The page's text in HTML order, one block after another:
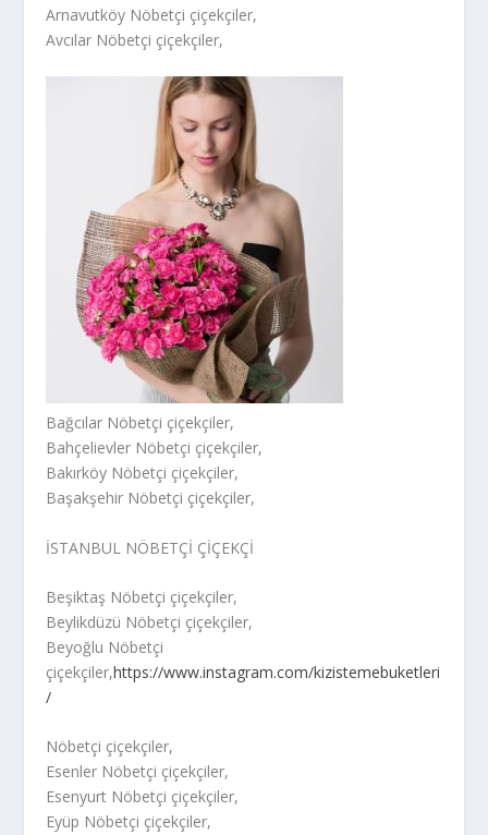
Arnavutköy Nöbetçi çiçekçiler,
Avcılar Nöbetçi çiçekçiler,
Bağcılar Nöbetçi çiçekçiler,
Bahçelievler Nöbetçi çiçekçiler,
Bakırköy Nöbetçi çiçekçiler,
Başakşehir Nöbetçi çiçekçiler,
İSTANBUL NÖBETÇİ ÇİÇEKÇİ
Beşiktaş Nöbetçi çiçekçiler,
Beylikdüzü Nöbetçi çiçekçiler,
Beyoğlu Nöbetçi
çiçekçiler,https://www.instagram.com/kizistemebuketleri
/
Nöbetçi çiçekçiler,
Esenler Nöbetçi çiçekçiler,
Esenyurt Nöbetçi çiçekçiler,
Eyüp Nöbetçi çiçekçiler,